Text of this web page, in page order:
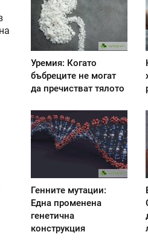
Уремия: Когато
бъбреците не могат
да пречистват тялото
Генните мутации:
Една променена
генетична
конструкция